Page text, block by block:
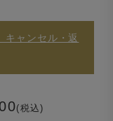
ャンセル・返
(税込)